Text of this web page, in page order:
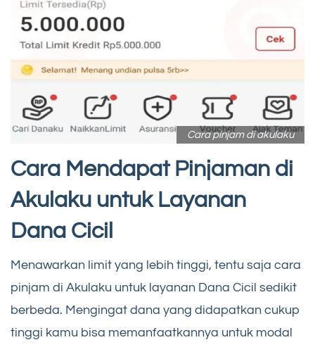
Cara pinjam di akulaku
Cara Mendapat Pinjaman di
Akulaku untuk Layanan
Dana Cicil
Menawarkan limit yang lebih tinggi, tentu saja cara
pinjam di Akulaku untuk layanan Dana Cicil sedikit
berbeda. Mengingat dana yang didapatkan cukup
tinggi kamu bisa memanfaatkannya untuk modal